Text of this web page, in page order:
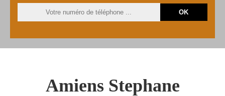
Amiens Stephane